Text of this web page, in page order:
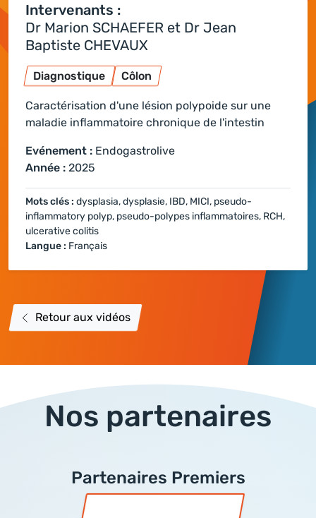
Intervenants :
Dr Marion SCHAEFER et Dr Jean
Baptiste CHEVAUX
Diagnostique Côlon
Caractérisation d'une lésion polypoide sur une
maladie inflammatoire chronique de l'intestin
Evénement : Endogastrolive
Année : 2025
Mots clés : dysplasia, dysplasie, IBD, MICI, pseudo-
inflammatory polyp, pseudo-polypes inflammatoires, RCH,
ulcerative colitis
Langue : Français
Retour aux vidéos
Nos partenaires
Partenaires Premiers